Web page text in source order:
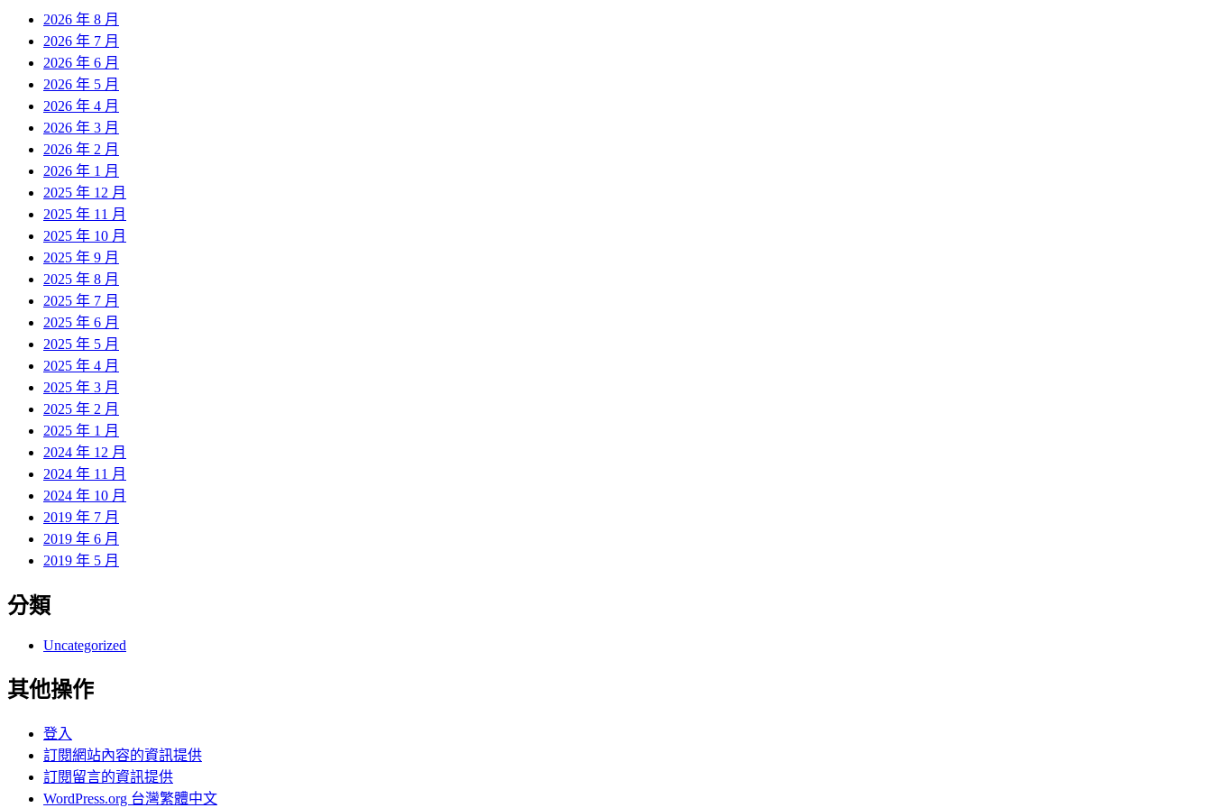
2026 年 8 月
2026 年 7 月
2026 年 6 月
2026 年 5 月
2026 年 4 月
2026 年 3 月
2026 年 2 月
2026 年 1 月
2025 年 12 月
2025 年 11 月
2025 年 10 月
2025 年 9 月
2025 年 8 月
2025 年 7 月
2025 年 6 月
2025 年 5 月
2025 年 4 月
2025 年 3 月
2025 年 2 月
2025 年 1 月
2024 年 12 月
2024 年 11 月
2024 年 10 月
2019 年 7 月
2019 年 6 月
2019 年 5 月
分類
Uncategorized
其他操作
登入
訂閱網站內容的資訊提供
訂閱留言的資訊提供
WordPress.org 台灣繁體中文